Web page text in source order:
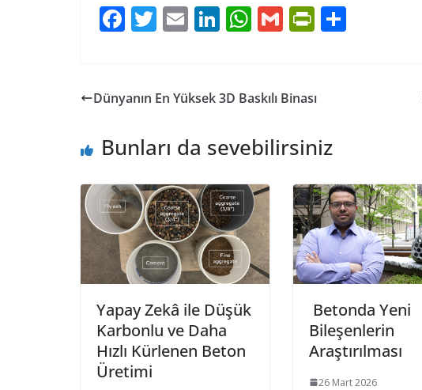
F
b
o
T
er
E
l
Li
e
n
W
s
p
G
l
Pr
ri
n
y
Dünyanın En Yüksek 3D Baskılı Binası
Bunları da sevebilirsiniz
Yapay Zekâ ile Düşük
Karbonlu ve Daha
Hızlı Kürlenen Beton
Üretimi
Betonda Yeni
Bileşenlerin
Araştırılması
26 Mart 2026